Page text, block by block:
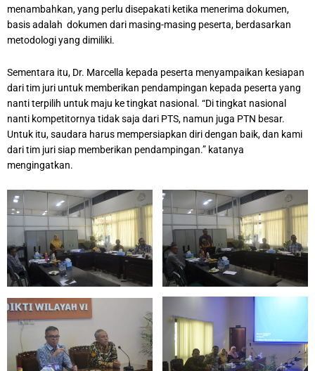
menambahkan, yang perlu disepakati ketika menerima dokumen,
basis adalah dokumen dari masing-masing peserta, berdasarkan
metodologi yang dimiliki.
Sementara itu, Dr. Marcella kepada peserta menyampaikan kesiapan
dari tim juri untuk memberikan pendampingan kepada peserta yang
nanti terpilih untuk maju ke tingkat nasional. “Di tingkat nasional
nanti kompetitornya tidak saja dari PTS, namun juga PTN besar.
Untuk itu, saudara harus mempersiapkan diri dengan baik, dan kami
dari tim juri siap memberikan pendampingan.” katanya
mengingatkan.